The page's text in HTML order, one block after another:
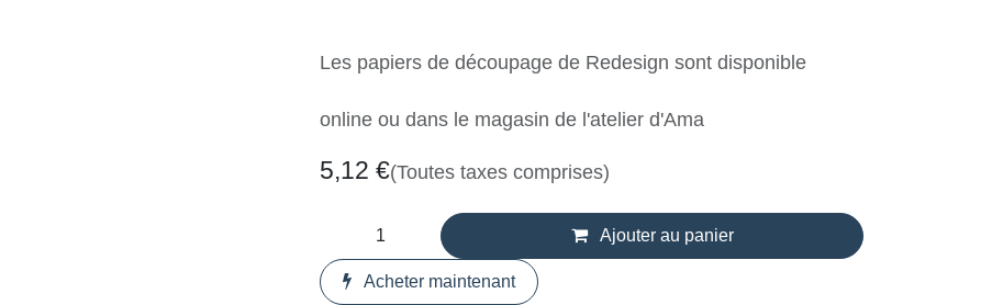
Les papiers de découpage de Redesign sont disponible
online ou dans le magasin de l'atelier d'Ama
5,12 €(Toutes taxes comprises)
Ajouter au panier
Acheter maintenant